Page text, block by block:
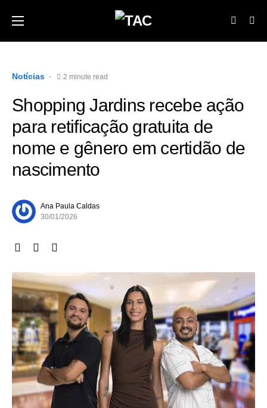
Notícias 2 minute read
Shopping Jardins recebe ação
para retificação gratuita de
nome e gênero em certidão de
nascimento
Ana Paula Caldas
30/01/2026